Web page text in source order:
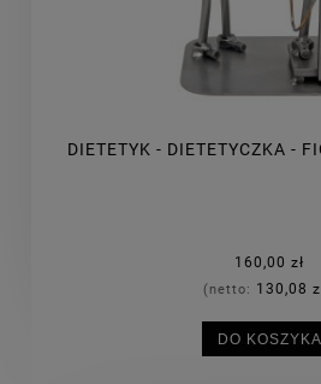
DIETETYK - DIETETYCZKA -
160,00 zł
(netto: 130,08
DO KOSZYKA